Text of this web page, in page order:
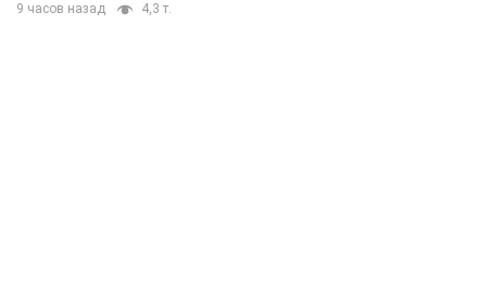
9 часов назад 4,3 т.